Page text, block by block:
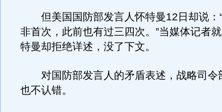
但美国国防部发言人怀特曼12日却说：
非首次，此前也有过三四次。”当媒体记者
特曼却拒绝详述，没了下文。
对国防部发言人的矛盾表述，战略司令
也不认错。